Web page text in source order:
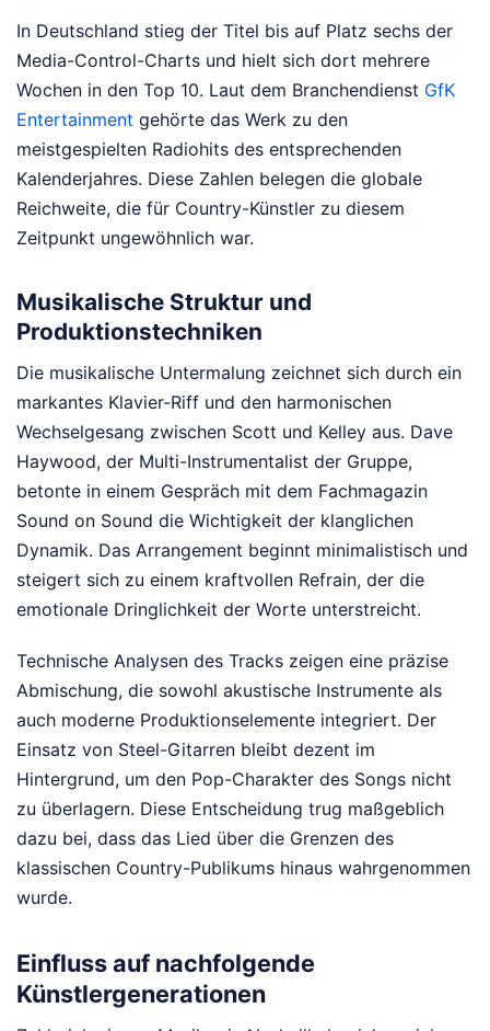
In Deutschland stieg der Titel bis auf Platz sechs der
Media-Control-Charts und hielt sich dort mehrere
Wochen in den Top 10. Laut dem Branchendienst GfK
Entertainment gehörte das Werk zu den
meistgespielten Radiohits des entsprechenden
Kalenderjahres. Diese Zahlen belegen die globale
Reichweite, die für Country-Künstler zu diesem
Zeitpunkt ungewöhnlich war.
Musikalische Struktur und
Produktionstechniken
Die musikalische Untermalung zeichnet sich durch ein
markantes Klavier-Riff und den harmonischen
Wechselgesang zwischen Scott und Kelley aus. Dave
Haywood, der Multi-Instrumentalist der Gruppe,
betonte in einem Gespräch mit dem Fachmagazin
Sound on Sound die Wichtigkeit der klanglichen
Dynamik. Das Arrangement beginnt minimalistisch und
steigert sich zu einem kraftvollen Refrain, der die
emotionale Dringlichkeit der Worte unterstreicht.
Technische Analysen des Tracks zeigen eine präzise
Abmischung, die sowohl akustische Instrumente als
auch moderne Produktionselemente integriert. Der
Einsatz von Steel-Gitarren bleibt dezent im
Hintergrund, um den Pop-Charakter des Songs nicht
zu überlagern. Diese Entscheidung trug maßgeblich
dazu bei, dass das Lied über die Grenzen des
klassischen Country-Publikums hinaus wahrgenommen
wurde.
Einfluss auf nachfolgende
Künstlergenerationen